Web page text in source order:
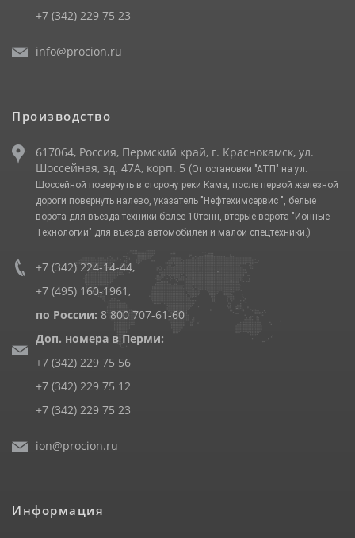
+7 (342) 229 75 23
info@procion.ru
Производство
617064, Россия, Пермский край, г. Краснокамск, ул.
Шоссейная, зд. 47А, корп. 5 (От остановки "АТП" на ул.
Шоссейной повернуть в сторону реки Кама, после первой железной
дороги повернуть налево, указатель "Нефтехимсервис ", белые
ворота для въезда техники более 10тонн, вторые ворота "Ионные
Технологии" для въезда автомобилей и малой спецтехники.)
+7 (342) 224-14-44,
+7 (495) 160-1961 ,
по России: 8 800 707-61-60
Доп. номера в Перми:
+7 (342) 229 75 56
+7 (342) 229 75 12
+7 (342) 229 75 23
ion@procion.ru
Информация